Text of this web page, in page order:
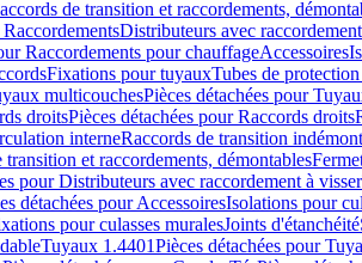
de transition et raccordements,
Distributeurs avec
Raccordements pour chauffageAccessoires
Fixations pour tuyauxTubes de
multicouchesPièces détachées pour
droitsPièces détachées pour Raccords droits
interneRaccords de transition
et raccordements, démontables
pour Distributeurs avec raccordement à visser
détachées pour AccessoiresIsolations pour
pour culasses muralesJoints d'étanchéité
Tuyaux 1.4401Pièces détachées pour